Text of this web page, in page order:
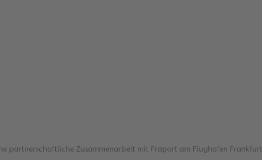
partnerschaftliche Zusammenarbeit mit Fraport am Flughafen